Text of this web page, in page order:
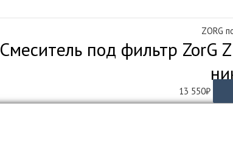
ZORG
Смеситель под фильтр ZorG
13 550₽